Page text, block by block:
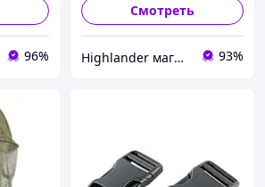
96%
Смотреть
Highlander магазин 93%